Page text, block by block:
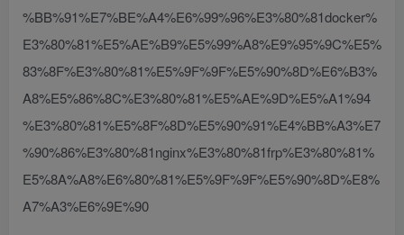
%BB%91%E7%BE%A4%E6%99%96%E3%80%81docker%
E3%80%81%E5%AE%B9%E5%99%A8%E9%95%9C%E5%
83%8F%E3%80%81%E5%9F%9F%E5%90%8D%E6%B3%
A8%E5%86%8C%E3%80%81%E5%AE%9D%E5%A1%94
%E3%80%81%E5%8F%8D%E5%90%91%E4%BB%A3%E7
%90%86%E3%80%81nginx%E3%80%81frp%E3%80%81%
E5%8A%A8%E6%80%81%E5%9F%9F%E5%90%8D%E8%
A7%A3%E6%9E%90